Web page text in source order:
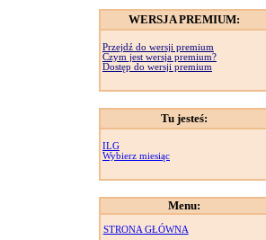
WERSJA PREMIUM:
Przejdź do wersji premium
Czym jest wersja premium?
Dostęp do wersji premium
Tu jesteś:
ILG
Wybierz miesiąc
Menu:
STRONA GŁÓWNA